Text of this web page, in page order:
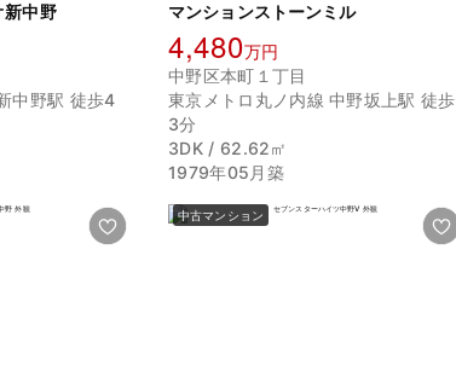
新中野
中野駅 徒歩4
マンションストーンミル
4,480万円
中野区本町１丁目
東京メトロ丸ノ内線 中野坂上駅 徒歩
3分
3DK / 62.62㎡
1979年05月築
中古マンション